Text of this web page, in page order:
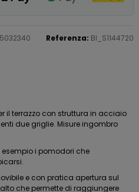
Referenza: BI_S1144720
il terrazzo con struttura in acciaio
due griglie. Misure ingombro
i pomodori che
e con pratica apertura sul
che permette di raggiungere